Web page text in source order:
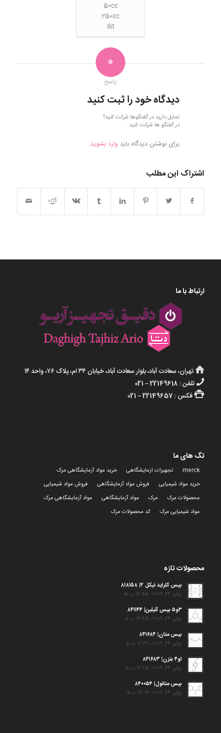
50cc
250cc
1lit
0
پاسخ
دیدگاه خود را ثبت کنید
تمایل دارید در گفتگوها شرکت کنید؟
در گفتگو ها شرکت کنید.
برای نوشتن دیدگاه باید وارد بشوید.
اشتراک این مطلب
ارتباط با ما
تهران، سعادت آباد، بلوار سعادت آباد، خیابان ۳۴ ام، پلاک ۷۶، واحد ۱۴
تلفن : 22149618 – 021
فکس : 22149657 – 021
تگ های ما
merck تجهیزات ازمایشگاهی
خرید مواد آزمایشگاهی مرک
خرید مواد شیمیایی
فروش مواد آزمایشگاهی
فروش مواد شیمیایی
محصولات مرک
مرک مواد آزمایشگاهی
مواد آزمایشگاهی مرک
مواد شیمیایی مرک
کد محصولات مرک
محصولات تازه
بیس کلراید نیکل ۲| ۸۱۸۱۵۸
ژوئن 24, 2019 - 12:55 ب.ظ
۳و۵ بیس آنیلین| ۸۴۱۱۴۴
ژوئن 24, 2019 - 12:45 ب.ظ
بیس متان| ۸۴۱۶۸۴
ژوئن 24, 2019 - 12:31 ب.ظ
۱و۴ بنزن| ۸۴۱۶۸۳
ژوئن 24, 2019 - 12:25 ب.ظ
بیس متانول| ۸۴۰۰۵۴
ژوئن 24, 2019 - 12:19 ب.ظ